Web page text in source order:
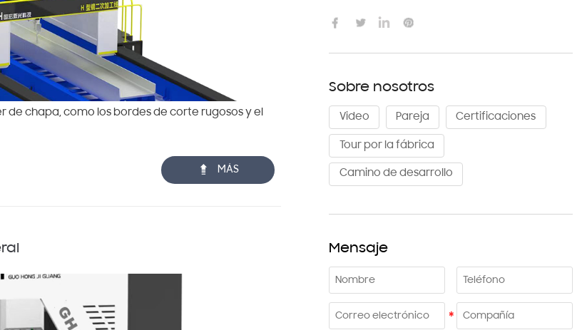
de chapa, como los bordes de corte rugosos y el
 MÁS

Sobre nosotros
Video Pareja Certificaciones
Tour por la fábrica
Camino de desarrollo
Mensaje